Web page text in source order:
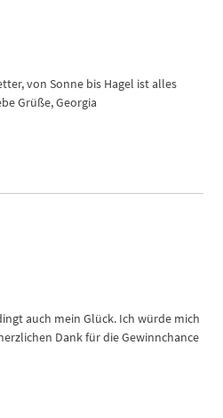
von Sonne bis Hagel ist alles
Grüße, Georgia
auch mein Glück. Ich würde mich
Dank für die Gewinnchance